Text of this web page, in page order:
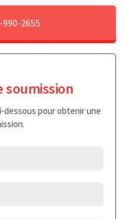
990-2655
soumission
dessous pour obtenir une